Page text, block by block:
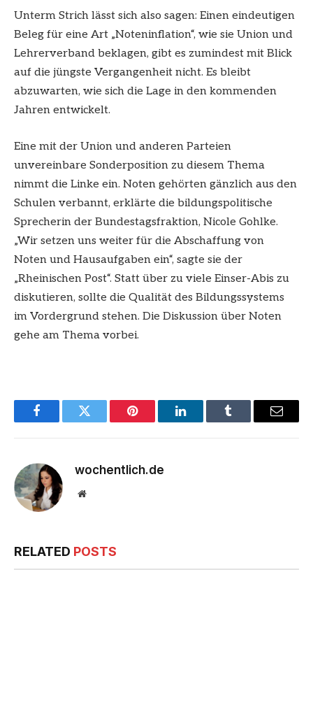
Unterm Strich lässt sich also sagen: Einen eindeutigen
Beleg für eine Art „Noteninflation“, wie sie Union und
Lehrerverband beklagen, gibt es zumindest mit Blick
auf die jüngste Vergangenheit nicht. Es bleibt
abzuwarten, wie sich die Lage in den kommenden
Jahren entwickelt.
Eine mit der Union und anderen Parteien
unvereinbare Sonderposition zu diesem Thema
nimmt die Linke ein. Noten gehörten gänzlich aus den
Schulen verbannt, erklärte die bildungspolitische
Sprecherin der Bundestagsfraktion, Nicole Gohlke.
„Wir setzen uns weiter für die Abschaffung von
Noten und Hausaufgaben ein“, sagte sie der
„Rheinischen Post“. Statt über zu viele Einser-Abis zu
diskutieren, sollte die Qualität des Bildungssystems
im Vordergrund stehen. Die Diskussion über Noten
gehe am Thema vorbei.
FacebookTwitter Pinterest LinkedInTumblr Email
wochentlich.de
Website
RELATED POSTS